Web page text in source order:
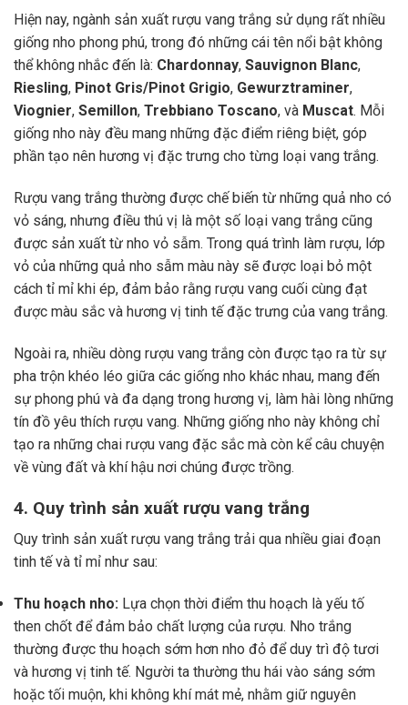
Hiện nay, ngành sản xuất rượu vang trắng sử dụng rất nhiều
giống nho phong phú, trong đó những cái tên nổi bật không
thể không nhắc đến là: Chardonnay, Sauvignon Blanc,
Riesling, Pinot Gris/Pinot Grigio, Gewurztraminer,
Viognier, Semillon, Trebbiano Toscano, và Muscat. Mỗi
giống nho này đều mang những đặc điểm riêng biệt, góp
phần tạo nên hương vị đặc trưng cho từng loại vang trắng.
Rượu vang trắng thường được chế biến từ những quả nho có
vỏ sáng, nhưng điều thú vị là một số loại vang trắng cũng
được sản xuất từ nho vỏ sẫm. Trong quá trình làm rượu, lớp
vỏ của những quả nho sẫm màu này sẽ được loại bỏ một
cách tỉ mỉ khi ép, đảm bảo rằng rượu vang cuối cùng đạt
được màu sắc và hương vị tinh tế đặc trưng của vang trắng.
Ngoài ra, nhiều dòng rượu vang trắng còn được tạo ra từ sự
pha trộn khéo léo giữa các giống nho khác nhau, mang đến
sự phong phú và đa dạng trong hương vị, làm hài lòng những
tín đồ yêu thích rượu vang. Những giống nho này không chỉ
tạo ra những chai rượu vang đặc sắc mà còn kể câu chuyện
về vùng đất và khí hậu nơi chúng được trồng.
4. Quy trình sản xuất rượu vang trắng
Quy trình sản xuất rượu vang trắng trải qua nhiều giai đoạn
tinh tế và tỉ mỉ như sau:
Thu hoạch nho: Lựa chọn thời điểm thu hoạch là yếu tố
then chốt để đảm bảo chất lượng của rượu. Nho trắng
thường được thu hoạch sớm hơn nho đỏ để duy trì độ tươi
và hương vị tinh tế. Người ta thường thu hái vào sáng sớm
hoặc tối muộn, khi không khí mát mẻ, nhằm giữ nguyên